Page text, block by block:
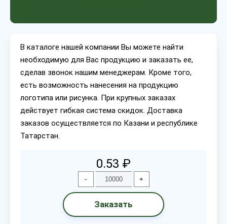
В каталоге нашей компании Вы можете найти
необходимую для Вас продукцию и заказать ее,
сделав звонок нашим менеджерам. Кроме того,
есть возможность нанесения на продукцию
логотипа или рисунка. При крупных заказах
действует гибкая система скидок. Доставка
заказов осуществляется по Казани и республике
Татарстан.
0.53 ₽
- +
Заказать